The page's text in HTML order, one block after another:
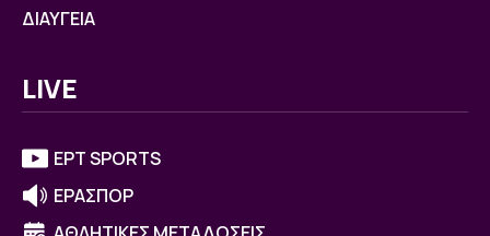
ΔΙΑΥΓΕΙΑ
LIVE
ΕΡΤ SPORTS
ΕΡΑΣΠΟΡ